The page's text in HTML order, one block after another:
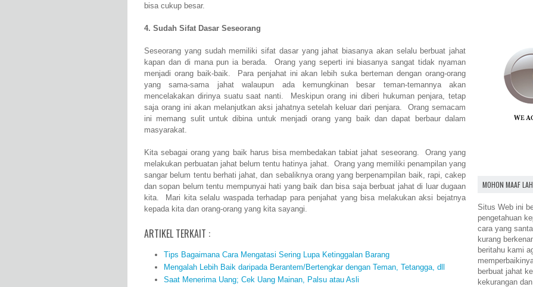
bisa cukup besar.
4. Sudah Sifat Dasar Seseorang
Seseorang yang sudah memiliki sifat dasar yang jahat biasanya akan selalu berbuat jahat
kapan dan di mana pun ia berada. Orang yang seperti ini biasanya sangat tidak nyaman
menjadi orang baik-baik. Para penjahat ini akan lebih suka berteman dengan orang-orang
yang sama-sama jahat walaupun ada kemungkinan besar teman-temannya akan
mencelakakan dirinya suatu saat nanti. Meskipun orang ini diberi hukuman penjara, tetap
saja orang ini akan melanjutkan aksi jahatnya setelah keluar dari penjara. Orang semacam
ini memang sulit untuk dibina untuk menjadi orang yang baik dan dapat berbaur dalam
masyarakat.
Kita sebagai orang yang baik harus bisa membedakan tabiat jahat seseorang. Orang yang
melakukan perbuatan jahat belum tentu hatinya jahat. Orang yang memiliki penampilan yang
sangar belum tentu berhati jahat, dan sebaliknya orang yang berpenampilan baik, rapi, cakep
dan sopan belum tentu mempunyai hati yang baik dan bisa saja berbuat jahat di luar dugaan
kita. Mari kita selalu waspada terhadap para penjahat yang bisa melakukan aksi bejatnya
kepada kita dan orang-orang yang kita sayangi.
ARTIKEL TERKAIT :
Tips Bagaimana Cara Mengatasi Sering Lupa Ketinggalan Barang
Mengalah Lebih Baik daripada Berantem/Bertengkar dengan Teman, Tetangga, dll
Saat Menerima Uang; Cek Uang Mainan, Palsu atau Asli
MOHON MAAF
Situs Web ini
pengetahuan
cara yang
kurang
beritahu kami
berbuat jahat
kekurangan